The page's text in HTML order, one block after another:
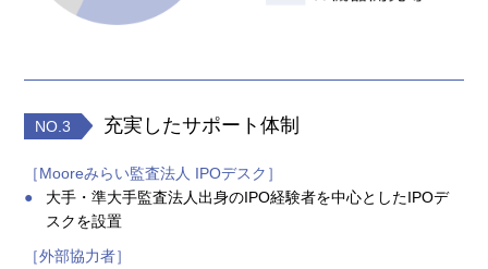
NO.3 充実したサポート体制
［Mooreみらい監査法人 IPOデスク］
大手・準大手監査法人出身のIPO経験者を中心としたIPOデ
スクを設置
［外部協力者］